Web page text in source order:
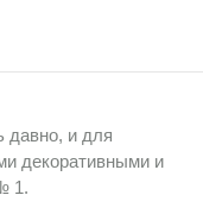
давно, и для
декоративными и
1.